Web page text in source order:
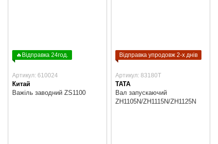
🔥Відправка 24год.
Артикул: 610024
Китай
Важіль заводний ZS1100
Відправка упродовж 2-х днів
Артикул: 83180T
TATA
Вал запускаючий
ZH1105N/ZH1115N/ZH1125N